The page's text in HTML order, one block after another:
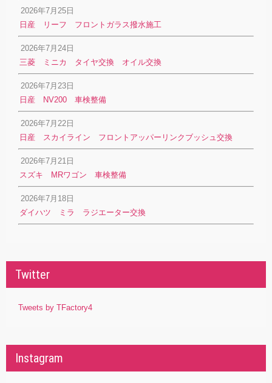
2026年7月25日
日産 リーフ フロントガラス撥水施工
2026年7月24日
三菱 ミニカ タイヤ交換 オイル交換
2026年7月23日
日産 NV200 車検整備
2026年7月22日
日産 スカイライン フロントアッパーリンクブッシュ交換
2026年7月21日
スズキ MRワゴン 車検整備
2026年7月18日
ダイハツ ミラ ラジエーター交換
Twitter
Tweets by TFactory4
Instagram